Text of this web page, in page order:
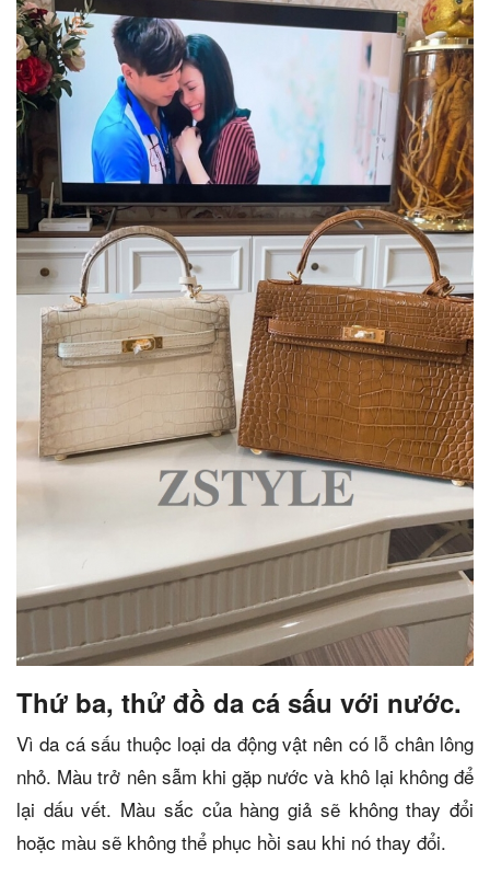
Thứ ba, thử đồ da cá sấu với nước.
Vì da cá sấu thuộc loại da động vật nên có lỗ chân lông
nhỏ. Màu trở nên sẫm khi gặp nước và khô lại không để
lại dấu vết. Màu sắc của hàng giả sẽ không thay đổi
hoặc màu sẽ không thể phục hồi sau khi nó thay đổi.